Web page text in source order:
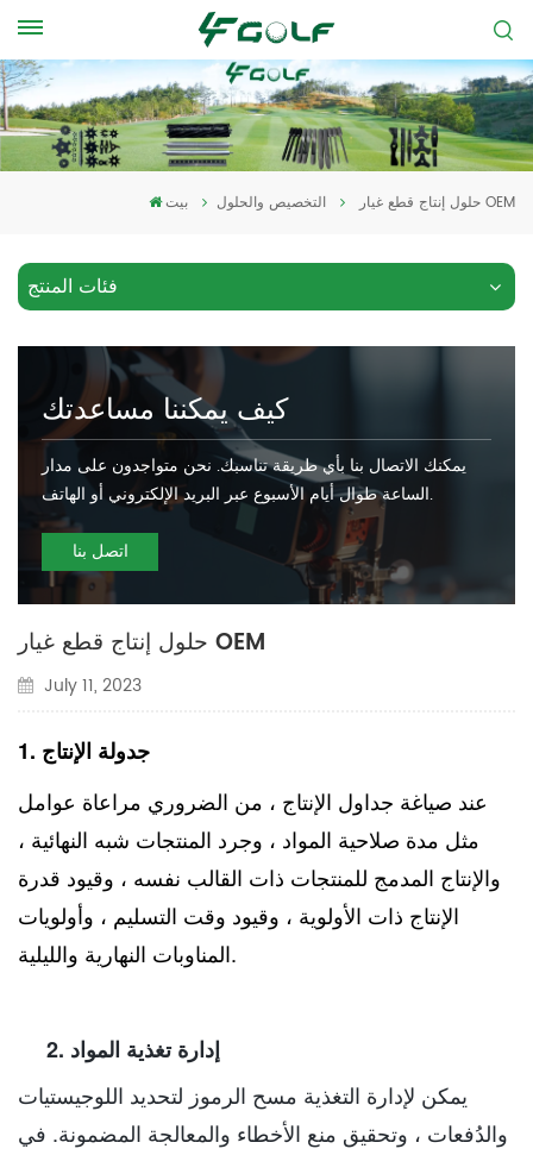
بيت التخصيص والحلول حلول إنتاج قطع غيار OEM
فئات المنتج
كيف يمكننا مساعدتك
يمكنك الاتصال بنا بأي طريقة تناسبك. نحن متواجدون على مدار
الساعة طوال أيام الأسبوع عبر البريد الإلكتروني أو الهاتف.
اتصل بنا
حلول إنتاج قطع غيار OEM
July 11, 2023
1. جدولة الإنتاج
عند صياغة جداول الإنتاج ، من الضروري مراعاة عوامل
مثل مدة صلاحية المواد ، وجرد المنتجات شبه النهائية ،
والإنتاج المدمج للمنتجات ذات القالب نفسه ، وقيود قدرة
الإنتاج ذات الأولوية ، وقيود وقت التسليم ، وأولويات
المناوبات النهارية والليلية.
2. إدارة تغذية المواد
يمكن لإدارة التغذية مسح الرموز لتحديد اللوجيستيات
والدُفعات ، وتحقيق منع الأخطاء والمعالجة المضمونة. في